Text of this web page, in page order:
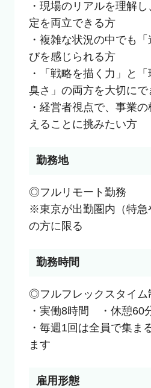
・現場のリアルを理解
定を両立できる方
・複雑な状況の中でも
びを感じられる方
・「戦略を描く力」と
臭さ」の両方を大切にで
・経営者視点で、事業
えることに挑みたい方
勤務地
◎フルリモート勤務
※東京が出勤圏内（特急
の方に限る
勤務時間
◎フルフレックスタイム
・実働8時間　・休憩60
・毎週1回は全員で集ま
ます
雇用形態